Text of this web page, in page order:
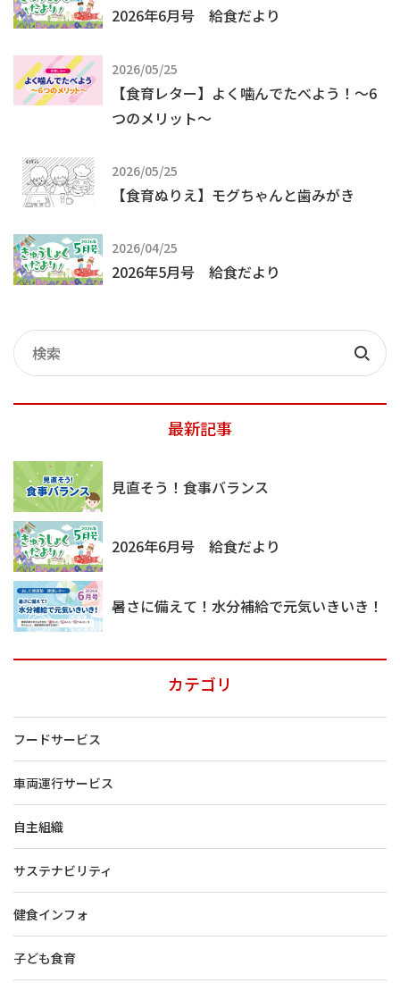
2026年6月号 給食だより
2026/05/25
【食育レター】よく噛んでたべよう！～6
つのメリット～
2026/05/25
【食育ぬりえ】モグちゃんと歯みがき
2026/04/25
2026年5月号 給食だより
事
検
検
最新記事
見直そう！食事バランス
2026年6月号 給食だより
暑さに備えて！水分補給で元気いきいき！
カテゴリ
フードサービス
車両運行サービス
自主組織
サステナビリティ
健食インフォ
子ども食育